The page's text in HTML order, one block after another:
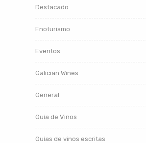
Destacado
Enoturismo
Eventos
Galician Wines
General
Guía de Vinos
Guías de vinos escritas